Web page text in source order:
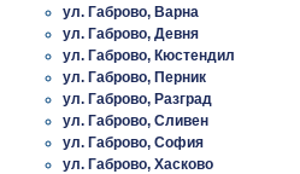
ул. Габрово, Варна
ул. Габрово, Девня
ул. Габрово, Кюстендил
ул. Габрово, Перник
ул. Габрово, Разград
ул. Габрово, Сливен
ул. Габрово, София
ул. Габрово, Хасково